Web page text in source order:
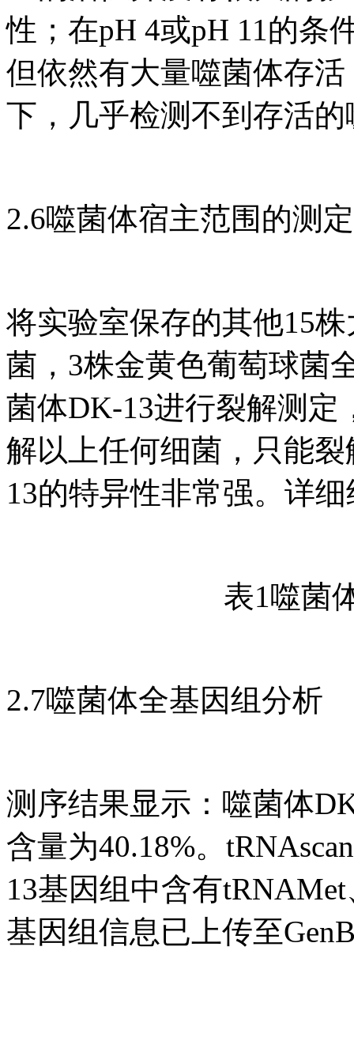
性；在pH 4或pH 11的条
但依然有大量噬菌体存
下，几乎检测不到存活
2.6噬菌体宿主范围的测定
将实验室保存的其他15
菌，3株金黄色葡萄球菌
菌体DK-13进行裂解测定
解以上任何细菌，只能
13的特异性非常强。详
表1噬菌
2.7噬菌体全基因组分析
测序结果显示：噬菌体
含量为40.18%。
13基因组中含有
基因组信息已上传至